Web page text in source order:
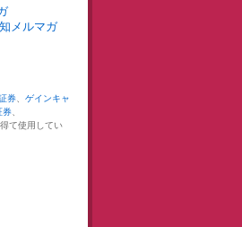
メルマガ
券
ゲインキャ
券
て使用してい